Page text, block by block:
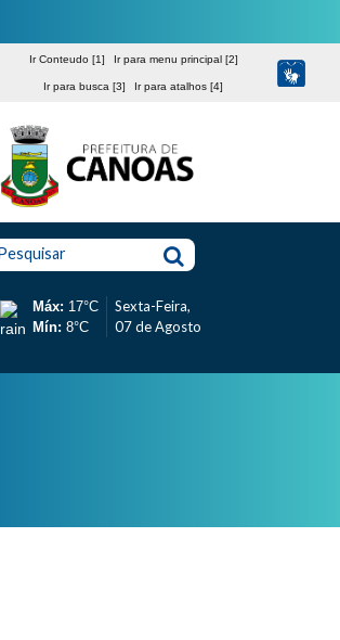
Ir Conteudo [1] Ir para menu principal [2]
Ir para busca [3] Ir para atalhos [4]
Máx: 17°C
Mín: 8°C
Sexta-Feira,
07 de Agosto